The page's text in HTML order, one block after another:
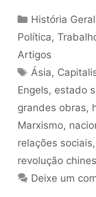
Categorias
História Geral
Política,
Artigos
Tags
Ásia,
Engels, estado
grandes obras,
Marxismo,
relações sociais,
revolução
Deixe um